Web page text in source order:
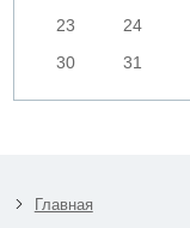
23
24
30
31
Главная